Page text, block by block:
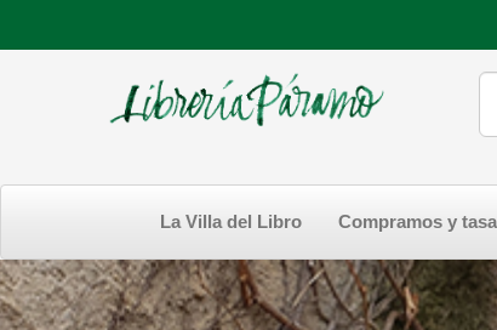
La Villa del Libro Compramos y